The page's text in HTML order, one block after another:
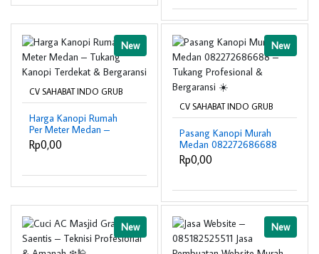
🔧
New
CV SAHABAT INDO GRUB
Harga Kanopi Rumah
Per Meter Medan –
Tukang Kanopi Terdekat
& Bergaransi
Rp0,00
New
CV SAHABAT INDO GRUB
Pasang Kanopi Murah
Medan 082272686688
– Tukang Profesional &
Bergaransi ☀️
Rp0,00
New New